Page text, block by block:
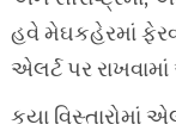
હવે મેઘકહેરમાં
એલર્ટ પર
કયા વિસ્તારોમાં